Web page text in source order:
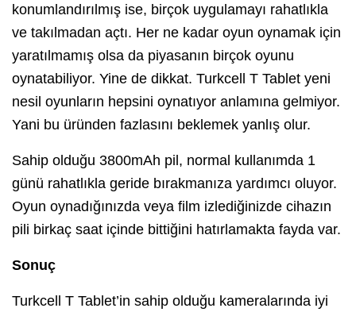
konumlandırılmış ise, birçok uygulamayı rahatlıkla
ve takılmadan açtı. Her ne kadar oyun oynamak için
yaratılmamış olsa da piyasanın birçok oyunu
oynatabiliyor. Yine de dikkat. Turkcell T Tablet yeni
nesil oyunların hepsini oynatıyor anlamına gelmiyor.
Yani bu üründen fazlasını beklemek yanlış olur.
Sahip olduğu 3800mAh pil, normal kullanımda 1
günü rahatlıkla geride bırakmanıza yardımcı oluyor.
Oyun oynadığınızda veya film izlediğinizde cihazın
pili birkaç saat içinde bittiğini hatırlamakta fayda var.
Sonuç
Turkcell T Tablet’in sahip olduğu kameralarında iyi